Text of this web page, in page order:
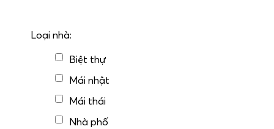
Loại nhà:
Biệt thự
Mái nhật
Mái thái
Nhà phố